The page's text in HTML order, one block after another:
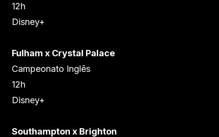
12h
Disney+
Fulham x Crystal Palace
Campeonato Inglês
12h
Disney+
Southampton x Brighton